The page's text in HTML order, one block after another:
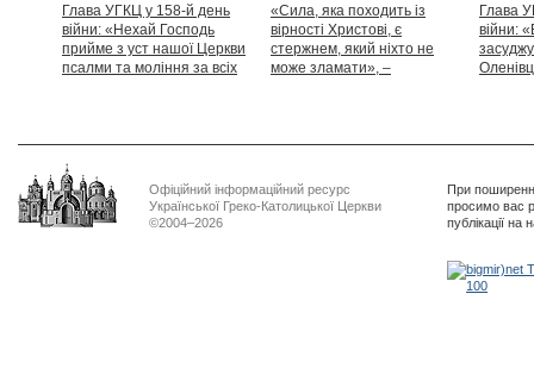
Глава УГКЦ у 158-й день
війни: «Нехай Господь
прийме з уст нашої Церкви
псалми та моління за всіх
«Сила, яка походить із
вірності Христові, є
стержнем, який ніхто не
може зламати», –
Глава
війни:
Офіційний інформаційний ресурс
Української Греко-Католицької Церкви
©2004–2026
При
просимо вас
публікації на